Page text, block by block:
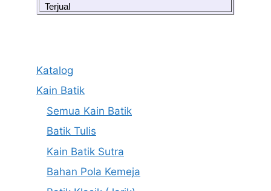
Terjual
Katalog
Kain Batik
Semua Kain Batik
Batik Tulis
Kain Batik Sutra
Bahan Pola Kemeja